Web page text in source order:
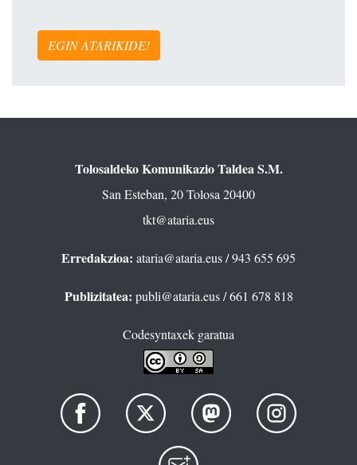
EGIN ATARIKIDE!
Tolosaldeko Komunikazio Taldea S.M.
San Esteban, 20 Tolosa 20400
tkt@ataria.eus
Erredakzioa: ataria@ataria.eus/ 943 655 695
Publizitatea: publi@ataria.eus/ 661 678 818
Codesyntaxek garatua